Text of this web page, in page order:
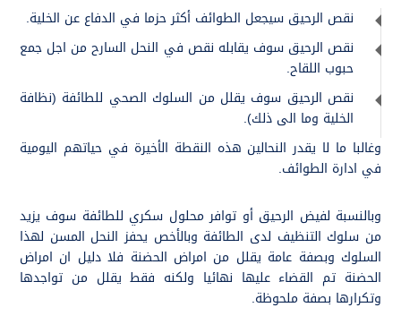
نقص الرحيق سيجعل الطوائف أكثر حزما في الدفاع عن الخلية.
نقص الرحيق سوف يقابله نقص في النحل السارح من اجل جمع
حبوب اللقاح.
نقص الرحيق سوف يقلل من السلوك الصحي للطائفة (نظافة
الخلية وما الى ذلك).
وغالبا ما لا يقدر النحالين هذه النقطة الأخيرة في حياتهم اليومية
في ادارة الطوائف.
وبالنسبة لفيض الرحيق أو توافر محلول سكري للطائفة سوف يزيد
من سلوك التنظيف لدى الطائفة وبالأخص يحفز النحل المسن لهذا
السلوك وبصفة عامة يقلل من امراض الحضنة فلا دليل ان امراض
الحضنة تم القضاء عليها نهائيا ولكنه فقط يقلل من تواجدها
وتكرارها بصفة ملحوظة.